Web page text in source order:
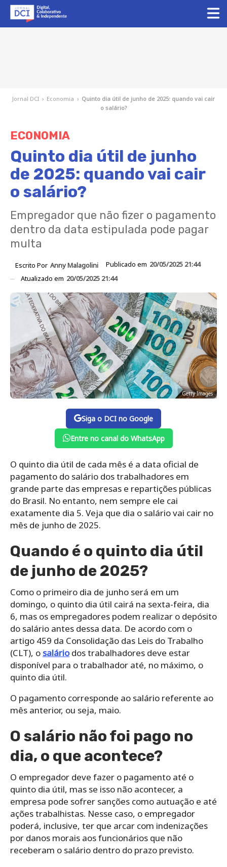
Jornal DCI › Economia › Quinto dia útil de junho de 2025: quando vai cair
o salário?
ECONOMIA
Quinto dia útil de junho
de 2025: quando vai cair
o salário?
Empregador que não fizer o pagamento
dentro da data estipulada pode pagar
multa
Escrito Por Anny Malagolini Publicado em 20/05/2025 21:44
Atualizado em 20/05/2025 21:44
Getty Images
Siga o DCI no Google
Entre no canal do WhatsApp
O quinto dia útil de cada mês é a data oficial de
pagamento do salário dos trabalhadores em
grande parte das empresas e repartições públicas
do Brasil. No entanto, nem sempre ele cai
exatamente dia 5. Veja que dia o salário vai cair no
mês de junho de 2025.
Quando é o quinto dia útil
de junho de 2025?
Como o primeiro dia de junho será em um
domingo, o quinto dia útil cairá na sexta-feira, dia
6, mas os empregadores podem realizar o depósito
do salário antes dessa data. De acordo com o
artigo 459 da Consolidação das Leis do Trabalho
(CLT), o saláriodos trabalhadores deve estar
disponível para o trabalhador até, no máximo, o
quinto dia útil.
O pagamento corresponde ao salário referente ao
mês anterior, ou seja, maio.
O salário não foi pago no
dia, o que acontece?
O empregador deve fazer o pagamento até o
quinto dia útil, mas se isso não acontecer, a
empresa pode sofrer sanções como autuação e até
ações trabalhistas. Nesse caso, o empregador
poderá, inclusive, ter que arcar com indenizações
por danos morais aos funcionários que não
receberam o salário dentro do prazo previsto.